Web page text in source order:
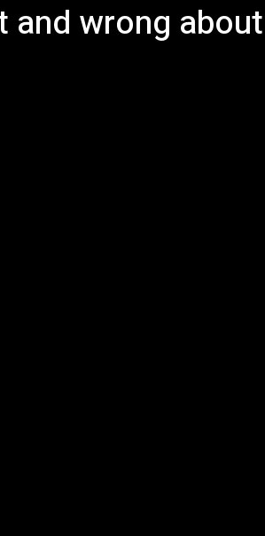
and wrong about